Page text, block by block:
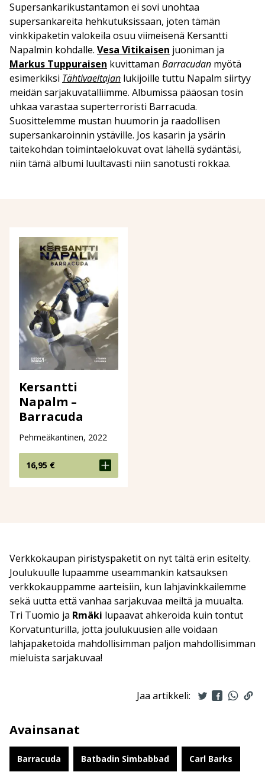
Supersankarikustantamon ei sovi unohtaa
supersankareita hehkutuksissaan, joten tämän
vinkkipaketin valokeila osuu viimeisenä Kersantti
Napalmin kohdalle. Vesa Vitikaisen juoniman ja
Markus Tuppuraisen kuvittaman Barracudan myötä
esimerkiksi Tähtivaeltajan lukijoille tuttu Napalm siirtyy
meidän sarjakuvatalliimme. Albumissa pääosan tosin
uhkaa varastaa superterroristi Barracuda.
Suosittelemme mustan huumorin ja raadollisen
supersankaroinnin ystäville. Jos kasarin ja ysärin
taitekohdan toimintaelokuvat ovat lähellä sydäntäsi,
niin tämä albumi luultavasti niin sanotusti rokkaa.
Kersantti
Napalm –
Barracuda
Pehmeäkantinen, 2022
16,95 €
Verkkokaupan piristyspaketit on nyt tältä erin esitelty.
Joulukuulle lupaamme useammankin katsauksen
verkkokauppamme aarteisiin, kun lahjavinkkailemme
sekä uutta että vanhaa sarjakuvaa meiltä ja muualta.
Tri Tuomio ja Rmäki lupaavat ahkeroida kuin tontut
Korvatunturilla, jotta joulukuusien alle voidaan
lahjapaketoida mahdollisimman paljon mahdollisimman
mieluista sarjakuvaa!
Jaa artikkeli:
Avainsanat
Barracuda Batbadin Simbabbad Carl Barks